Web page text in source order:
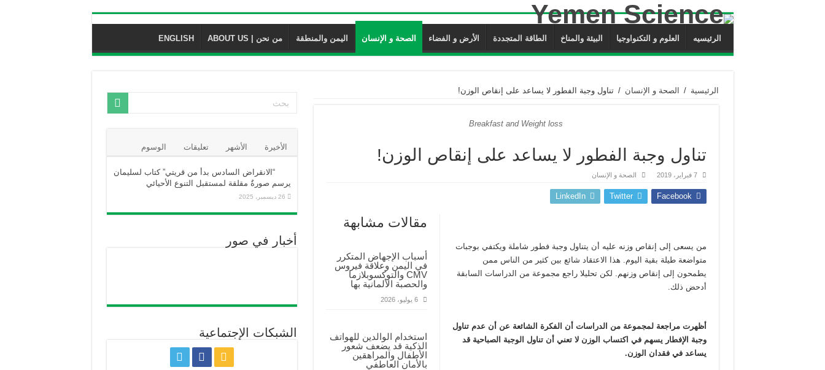
الرئيسيه العلوم و التكنواوجيا البيئة والمناخ الطاقة المتجددة الأرض و الفضاء الصحة و الإنسان اليمن والمنطقة من نحن | ABOUT US ENGLISH
الرئيسية / الصحة و الإنسان / تناول وجبة الفطور لا يساعد على إنقاص الوزن!
Breakfast and Weight loss
تناول وجبة الفطور لا يساعد على إنقاص الوزن!
7 فبراير، 2019 الصحة و الإنسان
Facebook
Twitter
LinkedIn
مقالات مشابهة
أسباب الإجهاض المتكرر
في اليمن وعلاقة فيروس
CMV والتوكسوبلازما
والحصبة الألمانية بها
6 يوليو، 2026
استخدام الوالدين للهواتف
الذكية قد يضعف شعور
الأطفال والمراهقين
بالأمان العاطفي
من يسعى إلى إنقاص وزنه عليه أن يتناول وجبة فطور شاملة ويكتفي بوجبات
متواضعة طيلة بقية اليوم. هذا الاعتقاد شائع بين كثير من الناس ممن
يطمحون إلى إنقاص وزنهم. لكن تحليلا راجع مجموعة من الدراسات السابقة
أدحض ذلك.
أظهرت مراجعة لمجموعة من الدراسات أن الفكرة الشائعة عن أن عدم تناول
وجبة الإفطار يسهم في اكتساب الوزن لا تعني أن تناول الوجبة الصباحية قد
يساعد في فقدان الوزن.
الأخيرة الأشهر تعليقات الوسوم
“الانقراض السادس بدأ من قريتي” كتاب لسليمان
يرسم صورةٌ مقلقة لمستقبل التنوع الأحيائي
26 ديسمبر، 2025
أخبار في صور
الشبكات الإجتماعية